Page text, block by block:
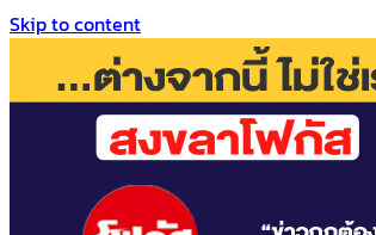
Skip to content